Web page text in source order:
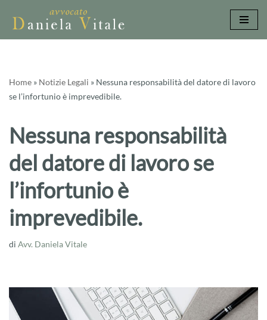
Vai
Home » Notizie Legali » Nessuna responsabilità del datore di lavoro
se l’infortunio è imprevedibile.
Nessuna responsabilità
del datore di lavoro se
l’infortunio è
imprevedibile.
di Avv. Daniela Vitale